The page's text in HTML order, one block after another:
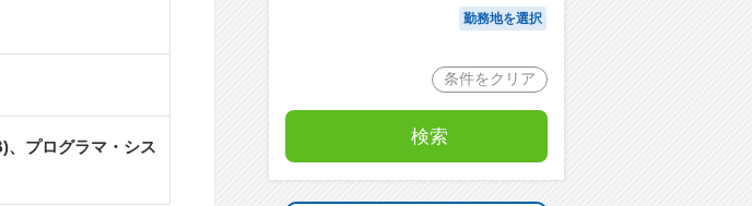
、プログラマ・シス
勤務地を選択
条件をクリア
検索